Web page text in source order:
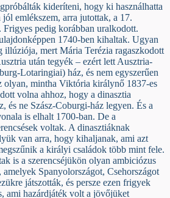
kideríteni, hogy ki használhatta
emlékszem, arra jutottak, a 17.
Frigyes pedig korábban uralkodott.
1740-ben kihaltak. Ugyan
illúziója, mert Mária Terézia ragaszkodott
után tegyék – ezért lett Ausztria-
Lotaringiai) ház, és nem egyszerűen
olyan, mintha Viktória királynő 1837-es
volna ahhoz, hogy a dinasztia
és ne Szász-Coburgi-ház legyen. És a
is elhalt 1700-ban. De a
voltak. A dinasztiáknak
van arra, hogy kihaljanak, ami azt
a királyi családok több mint fele.
is a szerencséjükön olyan ambiciózus
amelyek Spanyolországot, Csehországot
játszották, és persze ezen frigyek
ami hazárdjáték volt a jövőjüket